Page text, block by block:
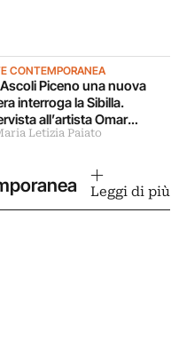
CONTEMPORANEA
Piceno una nuova
interroga la Sibilla.
all’artista Omar
Letizia Paiato
Leggi di più